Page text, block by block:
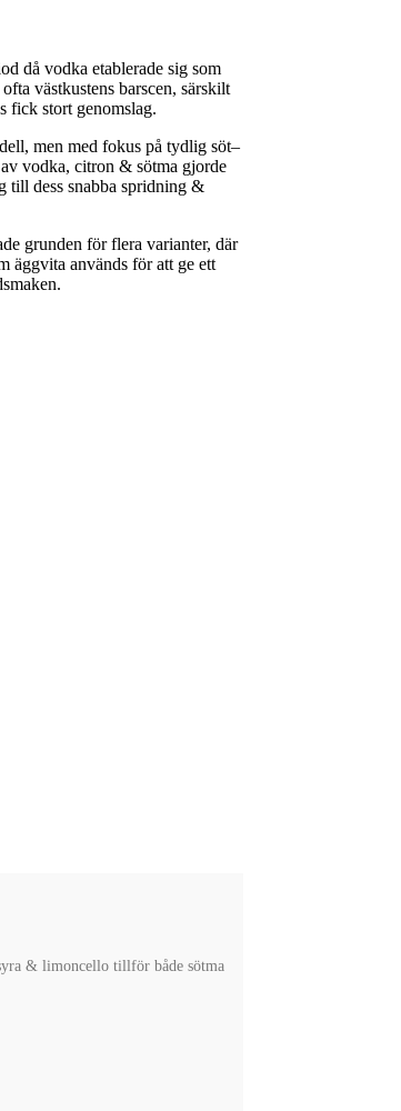
då vodka etablerade sig som
västkustens barscen, särskilt
fick stort genomslag.
men med fokus på tydlig söt–
vodka, citron & sötma gjorde
till dess snabba spridning &
grunden för flera varianter, där
äggvita används för att ge ett
& limoncello tillför både sötma